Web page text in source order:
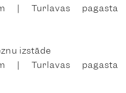
| Turlavas pagasta
izstāde
| Turlavas pagasta